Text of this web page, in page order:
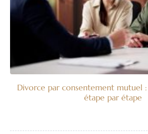
Divorce par consentement mutuel
étape par étape